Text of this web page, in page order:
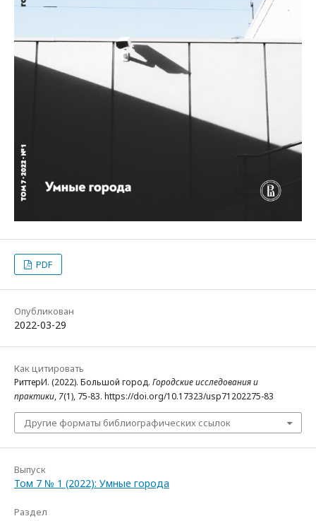
PDF
Опубликован
2022-03-29
Как цитировать
РиттерИ. (2022). Большой город. Городские исследования и
практики, 7(1), 75-83. https://doi.org/10.17323/usp71202275-83
Другие форматы библиографических ссылок
Выпуск
Том 7 № 1 (2022): Умные города
Раздел